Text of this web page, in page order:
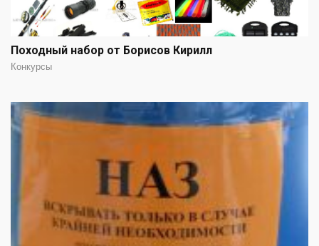
Походный набор от Борисов Кирилл
Конкурсы